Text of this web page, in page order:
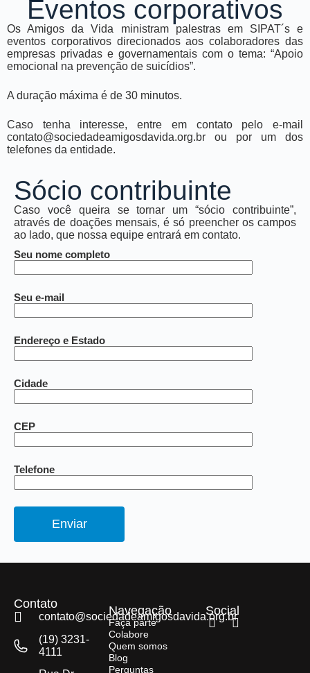
Eventos corporativos
Os Amigos da Vida ministram palestras em SIPAT´s e
eventos corporativos direcionados aos colaboradores das
empresas privadas e governamentais com o tema: “Apoio
emocional na prevenção de suicídios”.
A duração máxima é de 30 minutos.
Caso tenha interesse, entre em contato pelo e-mail
contato@sociedadeamigosdavida.org.br ou por um dos
telefones da entidade.
Sócio contribuinte
Caso você queira se tornar um “sócio contribuinte”,
através de doações mensais, é só preencher os campos
ao lado, que nossa equipe entrará em contato.
Seu nome completo
Seu e-mail
Endereço e Estado
Cidade
CEP
Telefone
Contato
contato@sociedadeamigosdavida.org.br
(19) 3231-
4111
Navegação
Faça parte
Colabore
Quem somos
Blog
Perguntas
Social